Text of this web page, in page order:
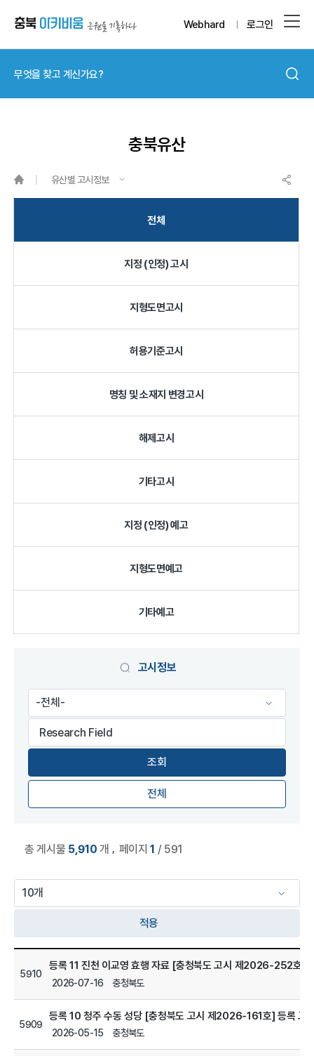
Webhard 로그인
충북유산
유산별 고시정보
전체
지정 (인정) 고시
지형도면고시
허용기준고시
명칭 및 소재지 변경고시
해제고시
기타고시
지정 (인정) 예고
지형도면예고
기타예고
고시정보
전체
총 게시물 5,910 개 페이지1 / 591
적용
5910
등록 11 진천 이교영 효행 자료 [충청북도 고시 제2026-252호]
2026-07-16 충청북도
5909
등록 10 청주 수동 성당 [충청북도 고시 제2026-161호] 등록 고
2026-05-15 충청북도